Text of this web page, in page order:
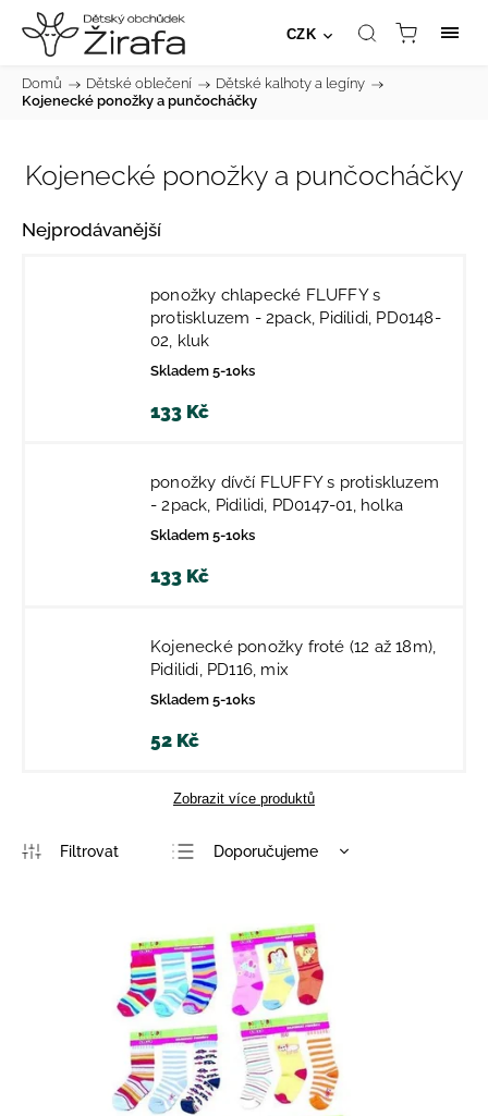
CZK
Domů / Dětské oblečení / Dětské kalhoty a legíny /
Kojenecké ponožky a punčocháčky
Kojenecké ponožky a punčocháčky
Nejprodávanější
ponožky chlapecké FLUFFY s
protiskluzem - 2pack, Pidilidi, PD0148-
02, kluk
Skladem 5-10ks
133 Kč
ponožky dívčí FLUFFY s protiskluzem
- 2pack, Pidilidi, PD0147-01, holka
Skladem 5-10ks
133 Kč
Kojenecké ponožky froté (12 až 18m),
Pidilidi, PD116, mix
Skladem 5-10ks
52 Kč
Zobrazit více produktů
Doporučujeme
Nejprodávanější
Abecedně